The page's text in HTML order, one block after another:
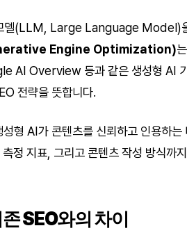
모델(LLM, Large Language Model)
Engine Optimization)
AI Overview 등과 같은 생성형 AI
전략을 뜻합니다.
형 AI가 콘텐츠를 신뢰하고 인용하는
정 지표, 그리고 콘텐츠 작성 방식까지
SEO와의 차이